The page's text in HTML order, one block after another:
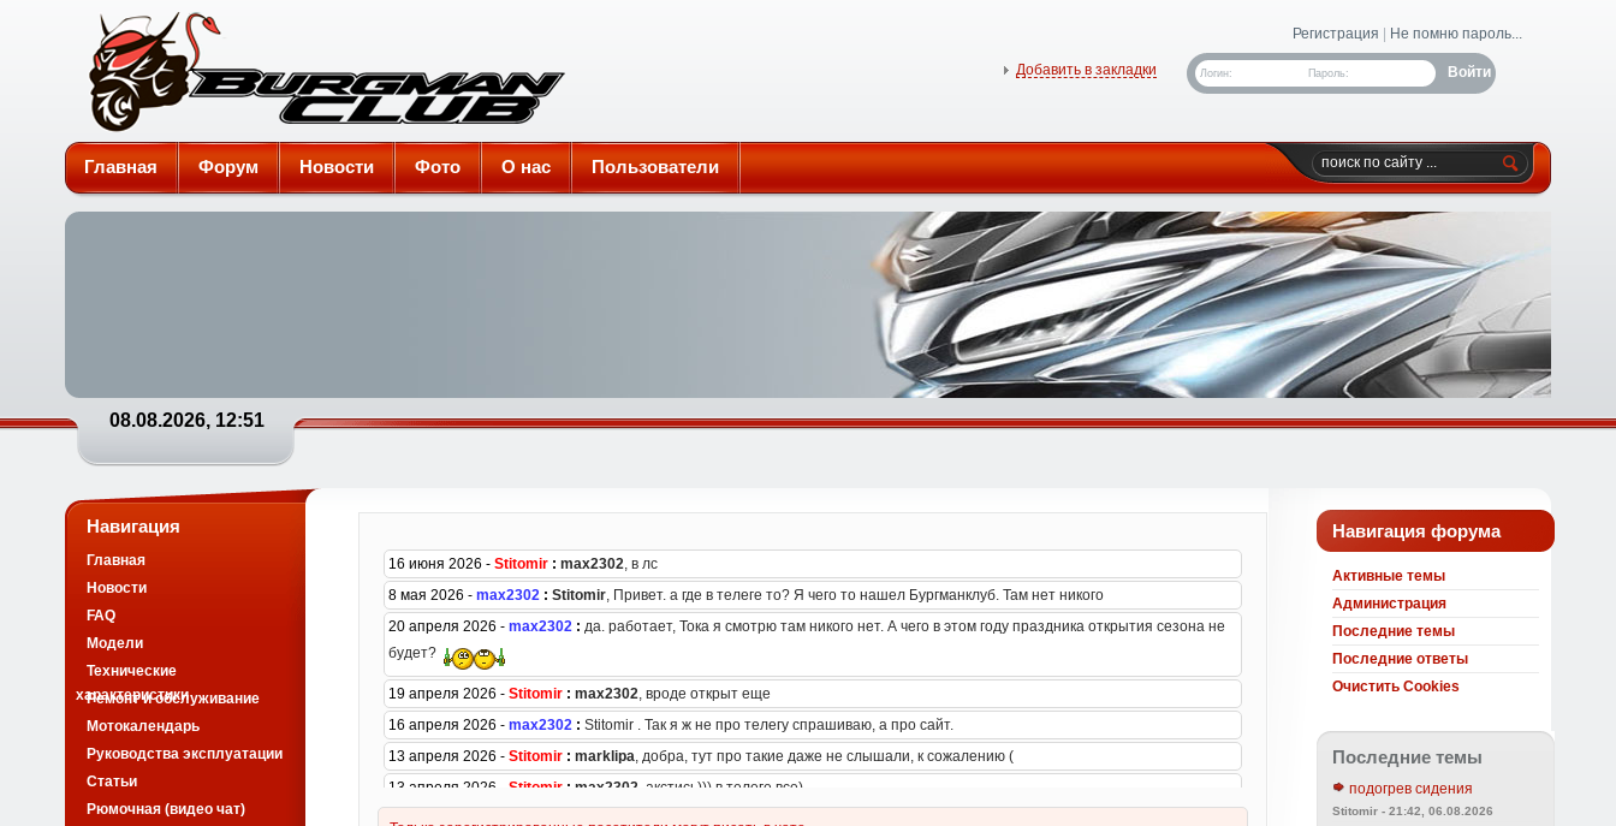
Burgman-Club
Регистрация Не помню пароль...
Логин: Пароль:
Добавить в закладки
Главная Форум Новости Фото О нас Пользователи
08.08.2026, 12:51
Навигация форума
Активные темы
Администрация
Последние темы
Последние ответы
Очистить Cookies
Последние темы
подогрев сидения
Stitomir - 21:42, 06.08.2026
Навигация
Главная
Новости
FAQ
Модели
Технические
характеристики
Ремонт и обслуживание
Мотокалендарь
Руководства эксплуатации
Статьи
Рюмочная (видео чат)